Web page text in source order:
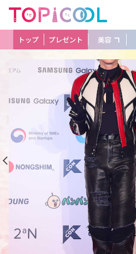
トップ プレゼント 美容